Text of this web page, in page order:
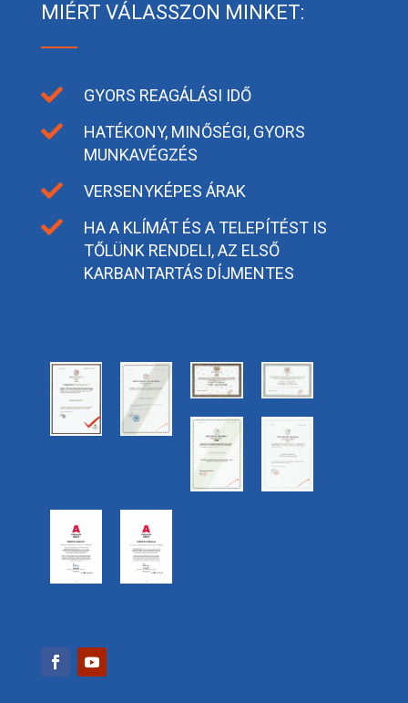
MIÉRT VÁLASSZON MINKET:
 GYORS REAGÁLÁSI IDŐ

HATÉKONY, MINŐSÉGI, GYORS
MUNKAVÉGZÉS
 VERSENYKÉPES ÁRAK

HA A KLÍMÁT ÉS A TELEPÍTÉST IS
TŐLÜNK RENDELI, AZ ELSŐ
KARBANTARTÁS DÍJMENTES